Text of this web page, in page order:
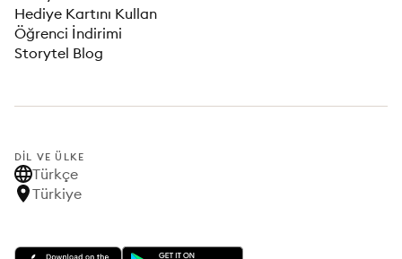
Hediye Kartını Kullan
Öğrenci İndirimi
Storytel Blog
DIL VE ÜLKE
Türkçe
Türkiye